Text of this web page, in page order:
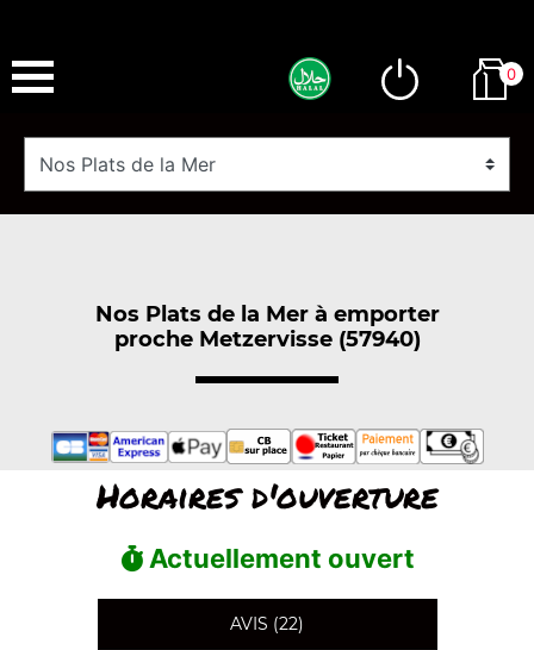
0
Nos Plats de la Mer à emporter
proche Metzervisse (57940)
Horaires d'ouverture
Actuellement ouvert
AVIS (22)